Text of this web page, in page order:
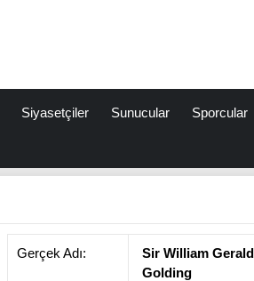
Siyasetçiler Sunucular Sporcular
Gerçek Adı:
Sir William Gerald
Golding